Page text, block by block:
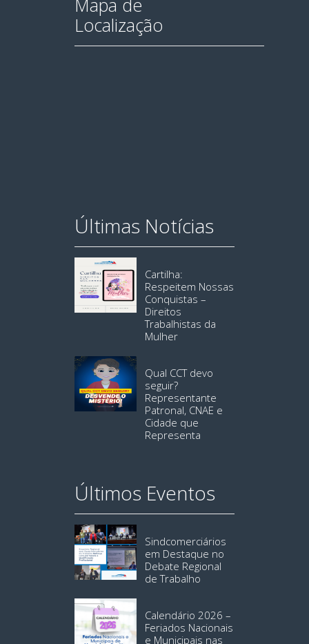
Mapa de
Localização
Últimas Notícias
Cartilha:
Respeitem Nossas
Conquistas –
Direitos
Trabalhistas da
Mulher
Qual CCT devo
seguir?
Representante
Patronal, CNAE e
Cidade que
Representa
Últimos Eventos
Sindcomerciários
em Destaque no
Debate Regional
de Trabalho
Calendário 2026 –
Feriados Nacionais
e Municipais nas